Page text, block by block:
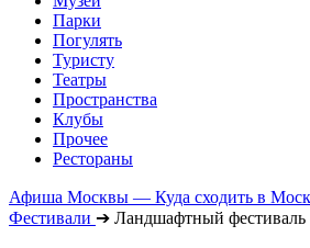
Парки
Погулять
Туристу
Театры
Пространства
Клубы
Прочее
Рестораны
Афиша Москвы — Куда сходить в
Фестивали ➔ Ландшафтный